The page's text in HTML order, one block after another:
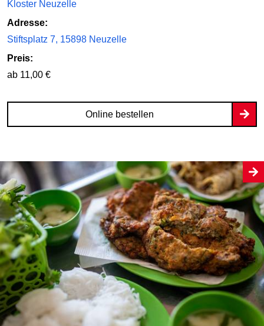
Kloster Neuzelle
Adresse:
Stiftsplatz 7, 15898 Neuzelle
Preis:
ab 11,00 €
Online bestellen